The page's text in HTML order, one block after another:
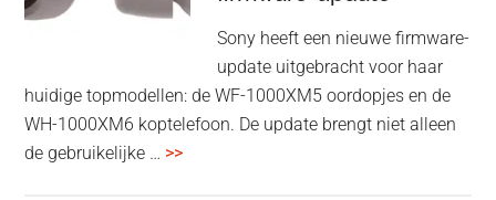
Wi-
Sony heeft een nieuwe firmware-
update uitgebracht voor haar
huidige topmodellen: de WF-1000XM5 oordopjes en de
WH-1000XM6 koptelefoon. De update brengt niet alleen
de gebruikelijke … >>overSony